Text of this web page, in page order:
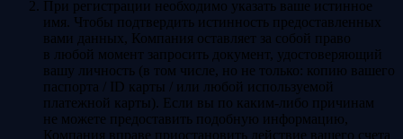
При регистрации необходимо указать ваше истинное
имя. Чтобы подтвердить истинность предоставленных
вами данных, Компания оставляет за собой право
в любой момент запросить документ, удостоверяющий
вашу личность (в том числе, но не только: копию вашего
паспорта / ID карты / или любой используемой
платежной карты). Если вы по каким-либо причинам
не можете предоставить подобную информацию,
Компания вправе приостановить действие вашего счета